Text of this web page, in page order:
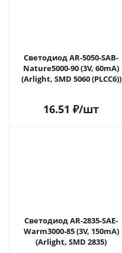
Светодиод AR-5050-SAB-
Nature5000-90 (3V, 60mA)
(Arlight, SMD 5060 (PLCC6))
16.51 ₽/шт
Светодиод AR-2835-SAE-
Warm3000-85 (3V, 150mA)
(Arlight, SMD 2835)